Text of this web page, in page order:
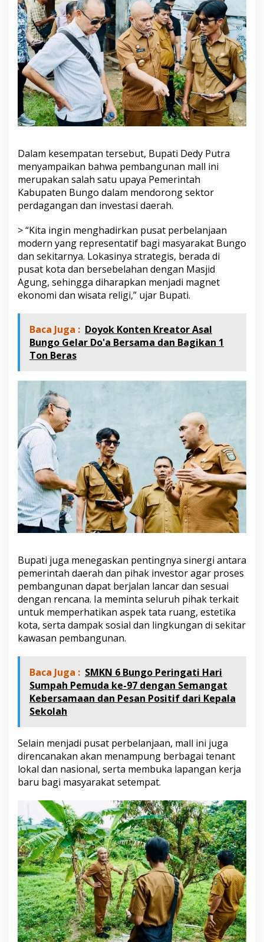
e
m
b
a
n
g
u
n
a
n
M
a
P
u
s
a
t
P
r
b
e
l
a
n
j
n
Dalam kesempatan tersebut, Bupati Dedy Putra
menyampaikan bahwa pembangunan mall ini
merupakan salah satu upaya Pemerintah
Kabupaten Bungo dalam mendorong sektor
perdagangan dan investasi daerah.
> “Kita ingin menghadirkan pusat perbelanjaan
modern yang representatif bagi masyarakat Bungo
dan sekitarnya. Lokasinya strategis, berada di
pusat kota dan bersebelahan dengan Masjid
Agung, sehingga diharapkan menjadi magnet
ekonomi dan wisata religi,” ujar Bupati.
Baca Juga : Doyok Konten Kreator Asal
Bungo Gelar Do'a Bersama dan Bagikan 1
Ton Beras
Bupati juga menegaskan pentingnya sinergi antara
pemerintah daerah dan pihak investor agar proses
pembangunan dapat berjalan lancar dan sesuai
dengan rencana. Ia meminta seluruh pihak terkait
untuk memperhatikan aspek tata ruang, estetika
kota, serta dampak sosial dan lingkungan di sekitar
kawasan pembangunan.
Baca Juga : SMKN 6 Bungo Peringati Hari
Sumpah Pemuda ke-97 dengan Semangat
Kebersamaan dan Pesan Positif dari Kepala
Sekolah
Selain menjadi pusat perbelanjaan, mall ini juga
direncanakan akan menampung berbagai tenant
lokal dan nasional, serta membuka lapangan kerja
baru bagi masyarakat setempat.